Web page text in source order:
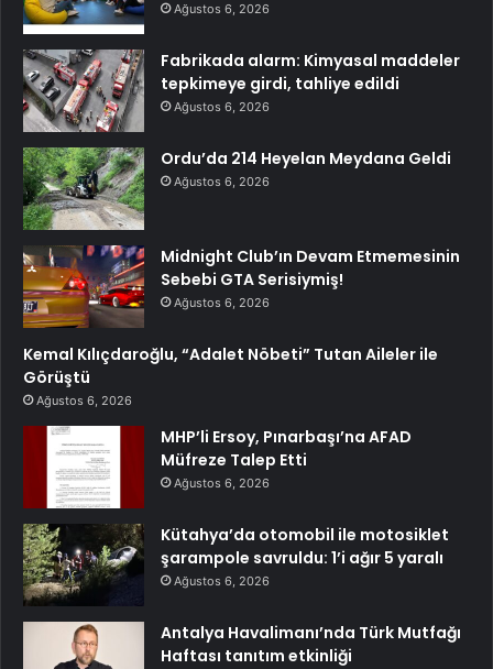
Ağustos 6, 2026
Fabrikada alarm: Kimyasal maddeler
tepkimeye girdi, tahliye edildi
Ağustos 6, 2026
Ordu’da 214 Heyelan Meydana Geldi
Ağustos 6, 2026
Midnight Club’ın Devam Etmemesinin
Sebebi GTA Serisiymiş!
Ağustos 6, 2026
Kemal Kılıçdaroğlu, “Adalet Nöbeti” Tutan Aileler ile
Görüştü
Ağustos 6, 2026
MHP’li Ersoy, Pınarbaşı’na AFAD
Müfreze Talep Etti
Ağustos 6, 2026
Kütahya’da otomobil ile motosiklet
şarampole savruldu: 1’i ağır 5 yaralı
Ağustos 6, 2026
Antalya Havalimanı’nda Türk Mutfağı
Haftası tanıtım etkinliği